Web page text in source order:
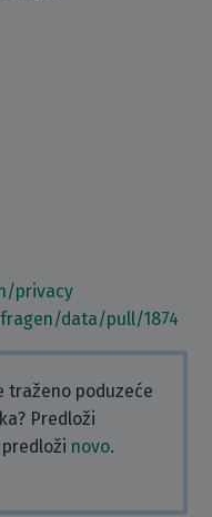
privacy
data/pull/1874
traženo poduzeće
Predloži
novo.